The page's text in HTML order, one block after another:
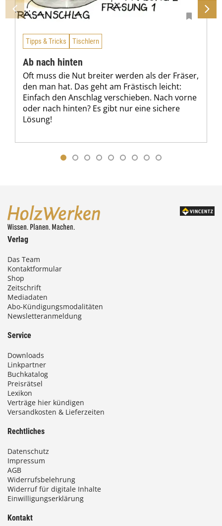
Tipps & Tricks Tischlern
Ab nach hinten
Oft muss die Nut breiter werden als der Fräser,
den man hat. Das geht am Frästisch leicht:
Einfach den Anschlag verschieben. Nach vorne
oder nach hinten? Es gibt nur eine sichere
Lösung!
Verlag
Das Team
Kontaktformular
Shop
Zeitschrift
Mediadaten
Abo-Kündigungsmodalitäten
Newsletteranmeldung
Service
Downloads
Linkpartner
Buchkatalog
Preisrätsel
Lexikon
Verträge hier kündigen
Versandkosten & Lieferzeiten
Rechtliches
Datenschutz
Impressum
AGB
Widerrufsbelehrung
Widerruf für digitale Inhalte
Einwilligungserklärung
Kontakt